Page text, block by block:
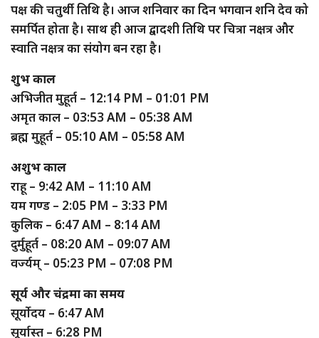
पक्ष की चतुर्थी तिथि है। आज शनिवार का दिन भगवान शनि देव को
समर्पित होता है। साथ ही आज द्वादशी तिथि पर चित्रा नक्षत्र और
स्वाति नक्षत्र का संयोग बन रहा है।
शुभ काल
अभिजीत मुहूर्त – 12:14 PM – 01:01 PM
अमृत काल – 03:53 AM – 05:38 AM
ब्रह्म मुहूर्त – 05:10 AM – 05:58 AM
अशुभ काल
राहू – 9:42 AM – 11:10 AM
यम गण्ड – 2:05 PM – 3:33 PM
कुलिक – 6:47 AM – 8:14 AM
दुर्मुहूर्त – 08:20 AM – 09:07 AM
वर्ज्यम् – 05:23 PM – 07:08 PM
सूर्य और चंद्रमा का समय
सूर्योदय – 6:47 AM
सूर्यास्त – 6:28 PM